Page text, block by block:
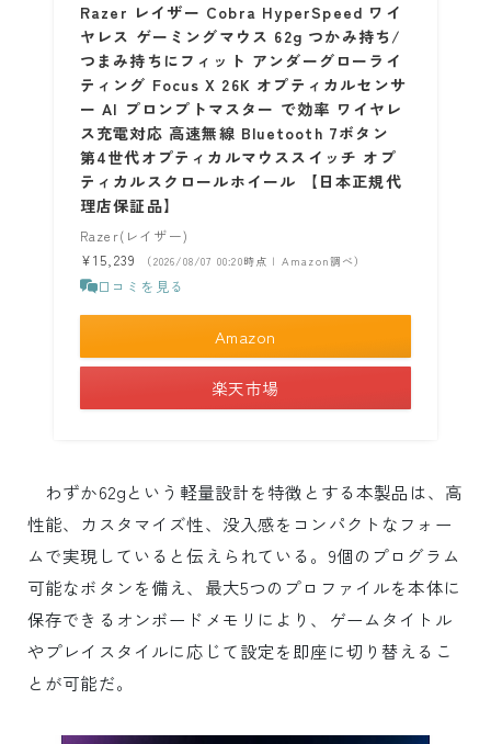
Razer レイザー Cobra HyperSpeed ワイ
ヤレス ゲーミングマウス 62g つかみ持ち/
つまみ持ちにフィット アンダーグローライ
ティング Focus X 26K オプティカルセンサ
ー AI プロンプトマスター で効率 ワイヤレ
ス充電対応 高速無線 Bluetooth 7ボタン
第4世代オプティカルマウススイッチ オプ
ティカルスクロールホイール 【日本正規代
理店保証品】
Razer(レイザー)
¥15,239
（2026/08/07 00:20時点 | Amazon調べ）
口コミを見る
Amazon
楽天市場
わずか62gという軽量設計を特徴とする本製品は、高
性能、カスタマイズ性、没入感をコンパクトなフォー
ムで実現していると伝えられている。9個のプログラム
可能なボタンを備え、最大5つのプロファイルを本体に
保存できるオンボードメモリにより、ゲームタイトル
やプレイスタイルに応じて設定を即座に切り替えるこ
とが可能だ。